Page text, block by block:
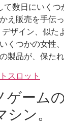
て数日にいく
え販売を手伝
ザイン、似た
くつかの女性
製品が、保たれ
スロット
ゲーム
ン。